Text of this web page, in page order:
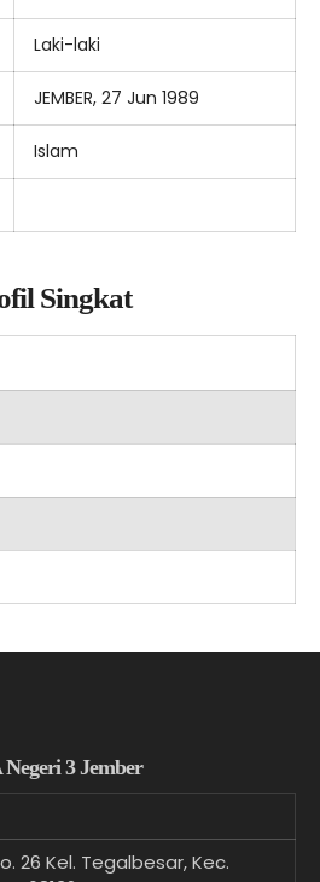
Laki-laki
JEMBER, 27 Jun 1989
Islam
Singkat
3 Jember
26 Kel. Tegalbesar, Kec.